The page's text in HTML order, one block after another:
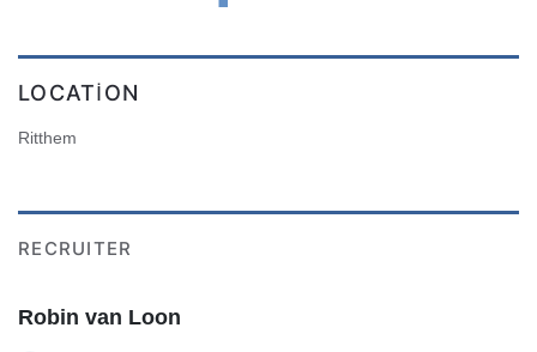
LOCATION
Ritthem
RECRUITER
Robin van Loon